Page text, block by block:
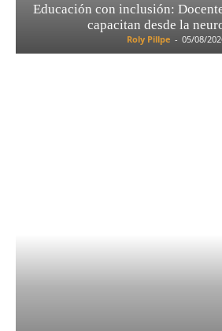
Educación con inclusión:
capacitan desde la
Roly Pillpe - 05/08/